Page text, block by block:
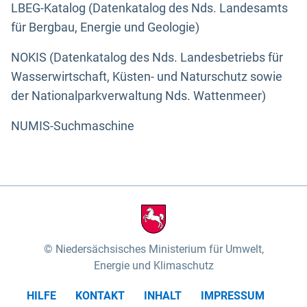
LBEG-Katalog (Datenkatalog des Nds. Landesamts
für Bergbau, Energie und Geologie)
NOKIS (Datenkatalog des Nds. Landesbetriebs für
Wasserwirtschaft, Küsten- und Naturschutz sowie
der Nationalparkverwaltung Nds. Wattenmeer)
NUMIS-Suchmaschine
Niedersächsisches Ministerium für Umwelt,
Energie und Klimaschutz
HILFE KONTAKT INHALT
IMPRESSUM